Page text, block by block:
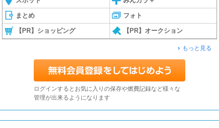
まとめ フォト
【PR】ショッピング 【PR】オークション
もっと見る
ログインするとお気に入りの保存や燃費記録など様々な
管理が出来るようになります